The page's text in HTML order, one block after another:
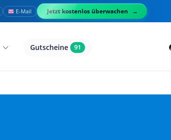
E-Mail Jetzt kostenlos überwachen
Gutscheine 91